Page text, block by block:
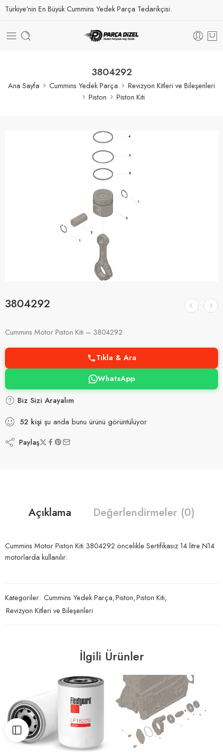
Türkiye’nin En Büyük Cummins Yedek Parça Tedarikçisi.
3804292
Ana Sayfa Cummins Yedek Parça
Revizyon Kitleri ve Bileşenleri
Piston
Piston Kiti
3804292
Cummins Motor Piston Kiti – 3804292
Tıkla & Ara
WhatsApp
Biz Sizi Arayalım
52 kişi şu anda bunu ürünü görüntülüyor
Paylaş
Açıklama Değerlendirmeler (0)
Cummins Motor Piston Kiti 3804292 öncelikle Sertifikasız 14 litre N14
motorlarda kullanılır.
Kategoriler: Cummins Yedek Parça,Piston,Piston Kiti,
Revizyon Kitleri ve Bileşenleri
İlgili Ürünler